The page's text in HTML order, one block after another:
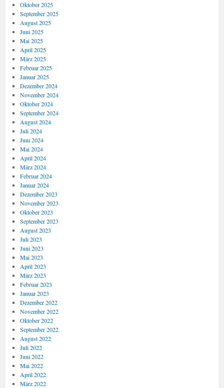
Oktober 2025
September 2025
August 2025
Juni 2025
Mai 2025
April 2025
März 2025
Februar 2025
Januar 2025
Dezember 2024
November 2024
Oktober 2024
September 2024
August 2024
Juli 2024
Juni 2024
Mai 2024
April 2024
März 2024
Februar 2024
Januar 2024
Dezember 2023
November 2023
Oktober 2023
September 2023
August 2023
Juli 2023
Juni 2023
Mai 2023
April 2023
März 2023
Februar 2023
Januar 2023
Dezember 2022
November 2022
Oktober 2022
September 2022
August 2022
Juli 2022
Juni 2022
Mai 2022
April 2022
März 2022